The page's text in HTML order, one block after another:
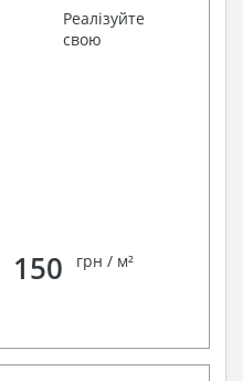
Реалізуйте
свою
150 грн / м²